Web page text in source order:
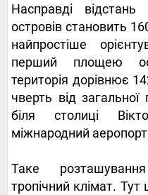
Насправді
островів становить
найпростіше
перший площею
територія дорівнює
чверть від
біля столиці
міжнародний
Таке
тропічний клімат. Тут